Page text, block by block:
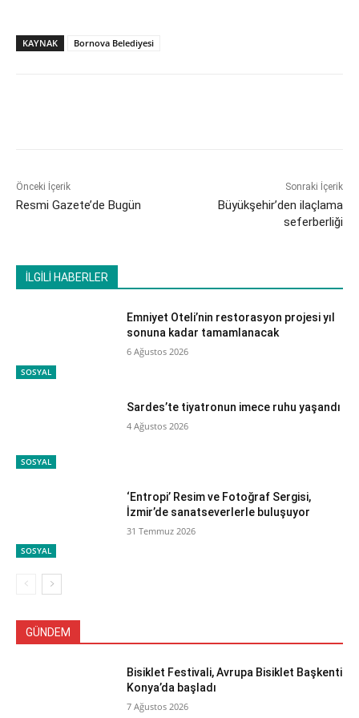
KAYNAK Bornova Belediyesi
Önceki İçerik
Resmi Gazete’de Bugün
Sonraki İçerik
Büyükşehir’den ilaçlama
seferberliği
İLGİLİ HABERLER
SOSYAL
Emniyet Oteli’nin restorasyon projesi yıl
sonuna kadar tamamlanacak
6 Ağustos 2026
SOSYAL
Sardes’te tiyatronun imece ruhu yaşandı
4 Ağustos 2026
SOSYAL
‘Entropi’ Resim ve Fotoğraf Sergisi,
İzmir’de sanatseverlerle buluşuyor
31 Temmuz 2026
GÜNDEM
Bisiklet Festivali, Avrupa Bisiklet Başkenti
Konya’da başladı
7 Ağustos 2026